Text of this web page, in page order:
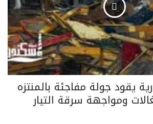
يقود جولة مفاجئة بالمنتزه
ومواجهة سرقة التيار